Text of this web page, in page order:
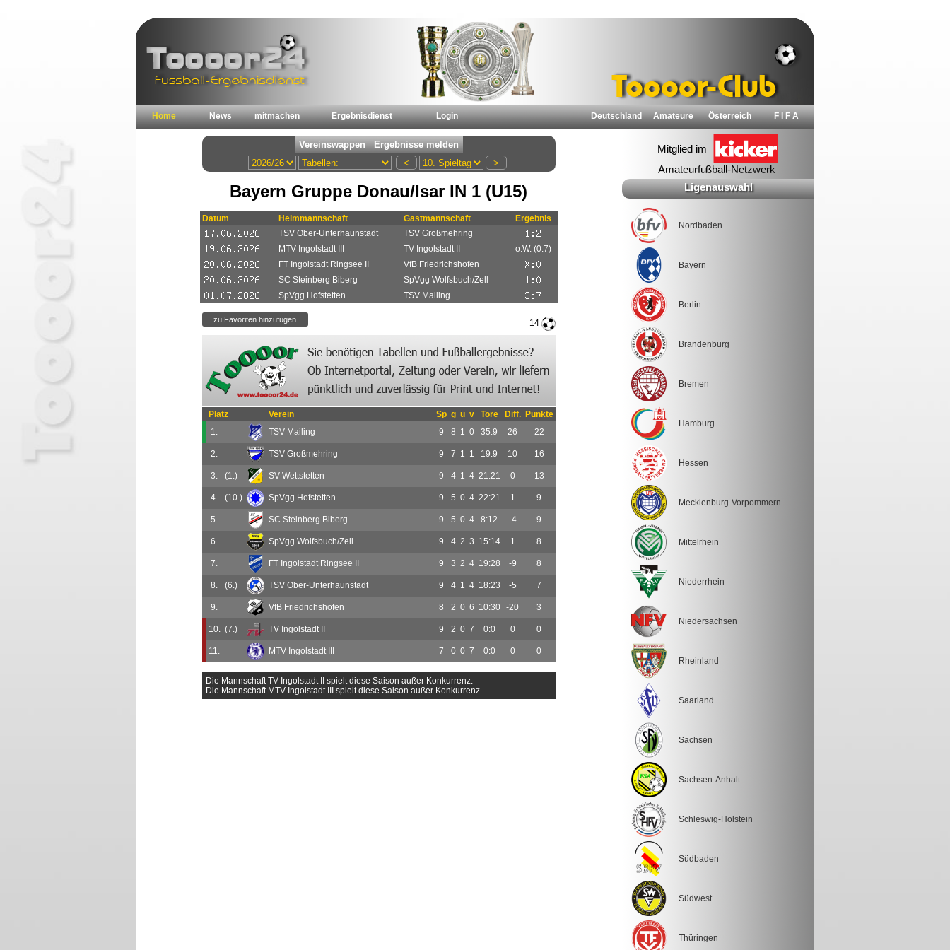
Home News mitmachen Ergebnisdienst Login Deutschland Amateure Österreich F I F A
Bayern Gruppe Donau/Isar IN 1 (U15)
Datum Heimmannschaft Gastmannschaft
Ergebnis
TSV Ober-Unterhaunstadt
TSV Großmehring
MTV Ingolstadt III
TV Ingolstadt II
o.W. (0:7)
FT Ingolstadt Ringsee II
VfB Friedrichshofen
SC Steinberg Biberg
SpVgg Wolfsbuch/Zell
SpVgg Hofstetten
TSV Mailing
14
Platz Verein Sp g u v Tore Diff.
Punkte
1.
TSV Mailing 9 8 1 0 35:9 26 22
2. TSV Großmehring 9 7 1 1 19:9 10 16
3. (1.) SV Wettstetten 9 4 1 4 21:21 0 13
4. (10.) SpVgg Hofstetten 9 5 0 4 22:21 1 9
5. SC Steinberg Biberg 9 5 0 4 8:12 -4 9
6. SpVgg Wolfsbuch/Zell 9 4 2 3 15:14 1 8
7. FT Ingolstadt Ringsee II 9 3 2 4 19:28 -9 8
8. (6.) TSV Ober-Unterhaunstadt 9 4 1 4 18:23 -5 7
9. VfB Friedrichshofen 8 2 0 6 10:30 -20 3
10. (7.) TV Ingolstadt II 9 2 0 7 0:0 0 0
11. MTV Ingolstadt III 7 0 0 7 0:0 0 0
Die Mannschaft TV Ingolstadt II spielt diese Saison außer Konkurrenz.
Die Mannschaft MTV Ingolstadt III spielt diese Saison außer Konkurrenz.
Ligenauswahl
Nordbaden
Bayern
Berlin
Brandenburg
Bremen
Hamburg
Hessen
Mecklenburg-Vorpommern
Mittelrhein
Niederrhein
Niedersachsen
Rheinland
Saarland
Sachsen
Sachsen-Anhalt
Schleswig-Holstein
Südbaden
Südwest
Thüringen